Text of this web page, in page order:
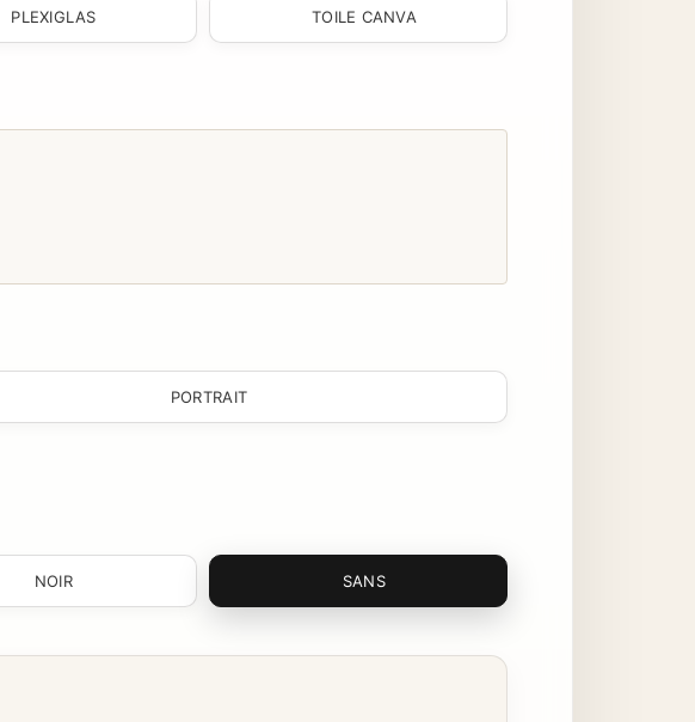
PLEXIGLAS TOILE CANVA
PORTRAIT
NOIR SANS